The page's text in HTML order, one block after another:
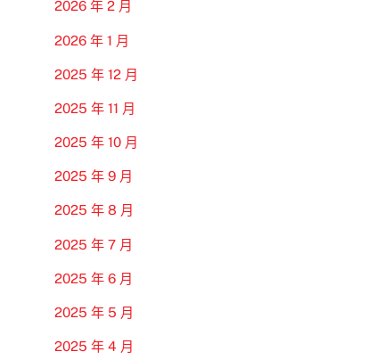
2026 年 2 月
2026 年 1 月
2025 年 12 月
2025 年 11 月
2025 年 10 月
2025 年 9 月
2025 年 8 月
2025 年 7 月
2025 年 6 月
2025 年 5 月
2025 年 4 月